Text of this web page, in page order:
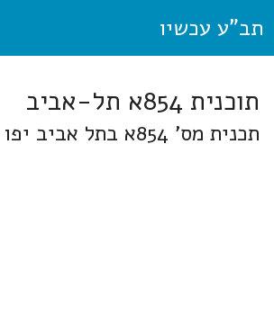
תב"ע עכשיו
תוכנית 854א תל-אביב
תכנית מס' 854א בתל אביב יפו